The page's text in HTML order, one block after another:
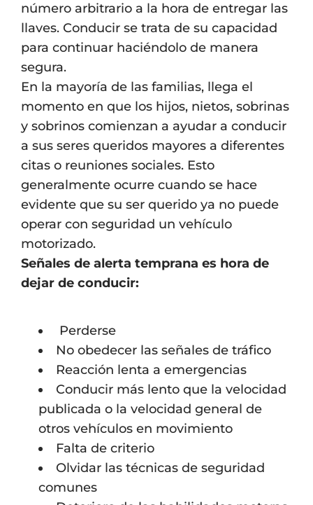
número arbitrario a la hora de entregar las
llaves. Conducir se trata de su capacidad
para continuar haciéndolo de manera
segura.
En la mayoría de las familias, llega el
momento en que los hijos, nietos, sobrinas
y sobrinos comienzan a ayudar a conducir
a sus seres queridos mayores a diferentes
citas o reuniones sociales. Esto
generalmente ocurre cuando se hace
evidente que su ser querido ya no puede
operar con seguridad un vehículo
motorizado.
Señales de alerta temprana es hora de
dejar de conducir:
Perderse
No obedecer las señales de tráfico
Reacción lenta a emergencias
Conducir más lento que la velocidad
publicada o la velocidad general de
otros vehículos en movimiento
Falta de criterio
Olvidar las técnicas de seguridad
comunes